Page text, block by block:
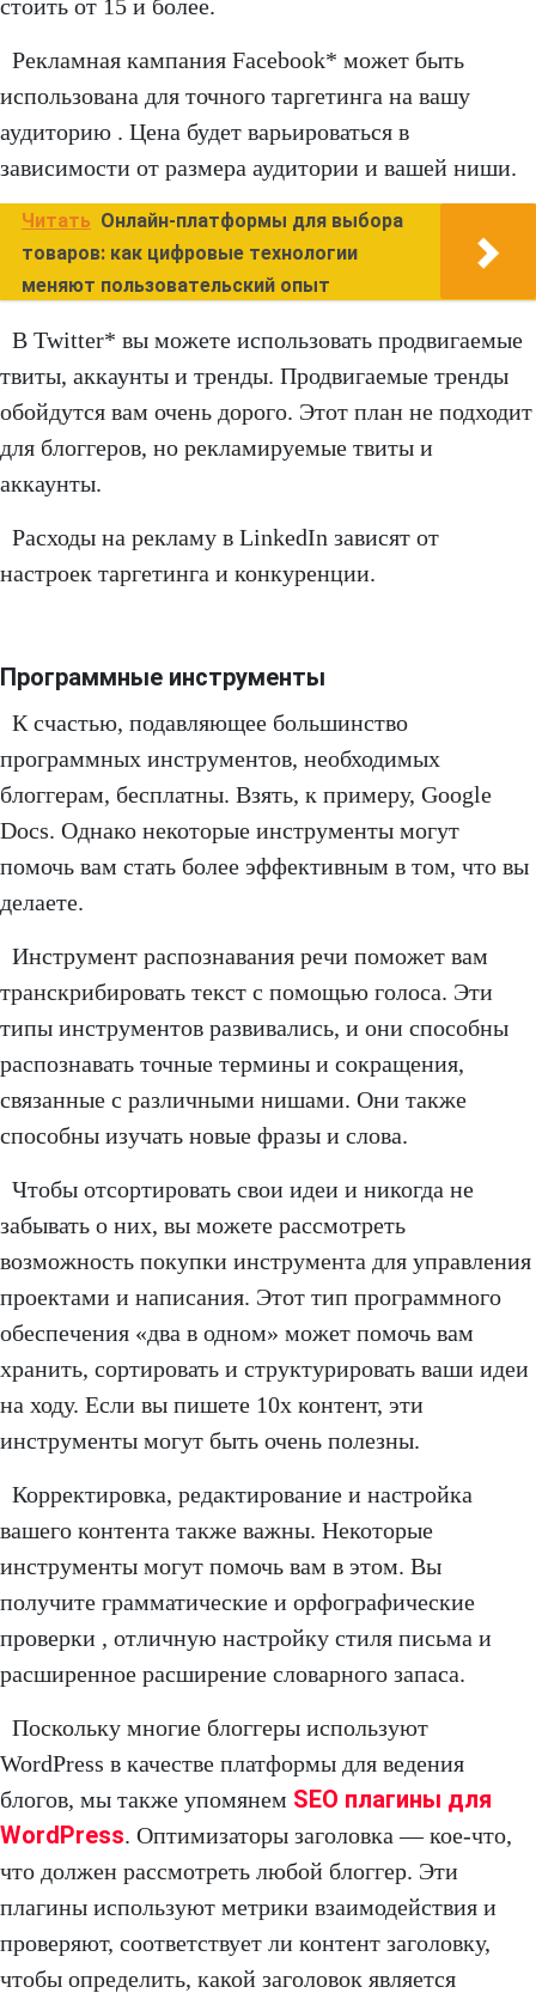
стоить от 15 и более.
Рекламная кампания Facebook* может быть
использована для точного таргетинга на вашу
аудиторию . Цена будет варьироваться в
зависимости от размера аудитории и вашей ниши.
Читать Онлайн-платформы для выбора
товаров: как цифровые технологии
меняют пользовательский опыт
В Twitter* вы можете использовать продвигаемые
твиты, аккаунты и тренды. Продвигаемые тренды
обойдутся вам очень дорого. Этот план не подходит
для блоггеров, но рекламируемые твиты и
аккаунты.
Расходы на рекламу в LinkedIn зависят от
настроек таргетинга и конкуренции.
Программные инструменты
К счастью, подавляющее большинство
программных инструментов, необходимых
блоггерам, бесплатны. Взять, к примеру, Google
Docs. Однако некоторые инструменты могут
помочь вам стать более эффективным в том, что вы
делаете.
Инструмент распознавания речи поможет вам
транскрибировать текст с помощью голоса. Эти
типы инструментов развивались, и они способны
распознавать точные термины и сокращения,
связанные с различными нишами. Они также
способны изучать новые фразы и слова.
Чтобы отсортировать свои идеи и никогда не
забывать о них, вы можете рассмотреть
возможность покупки инструмента для управления
проектами и написания. Этот тип программного
обеспечения «два в одном» может помочь вам
хранить, сортировать и структурировать ваши идеи
на ходу. Если вы пишете 10x контент, эти
инструменты могут быть очень полезны.
Корректировка, редактирование и настройка
вашего контента также важны. Некоторые
инструменты могут помочь вам в этом. Вы
получите грамматические и орфографические
проверки , отличную настройку стиля письма и
расширенное расширение словарного запаса.
Поскольку многие блоггеры используют
WordPress в качестве платформы для ведения
блогов, мы также упомянем SEO плагины для
WordPress. Оптимизаторы заголовка — кое-что,
что должен рассмотреть любой блоггер. Эти
плагины используют метрики взаимодействия и
проверяют, соответствует ли контент заголовку,
чтобы определить, какой заголовок является